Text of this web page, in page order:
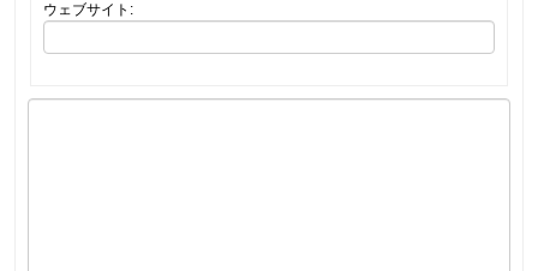
ウェブサイト: